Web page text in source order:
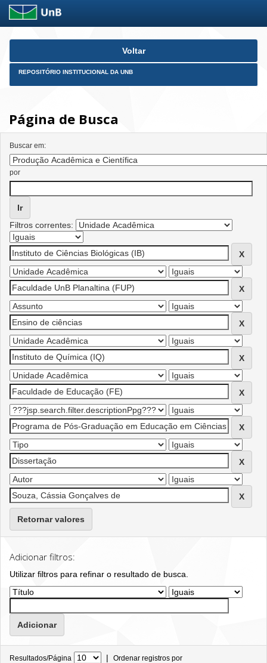
Skip
Voltar
REPOSITÓRIO INSTITUCIONAL DA UNB
Página de Busca
Buscar em:
por
Filtros correntes:
Retornar valores
Adicionar filtros:
Utilizar filtros para refinar o resultado de busca.
Resultados/Página | Ordenar registros por